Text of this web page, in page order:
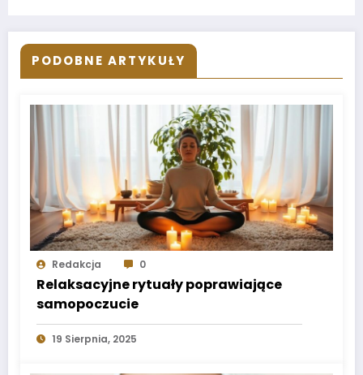
PODOBNE ARTYKUŁY
Redakcja 0
Relaksacyjne rytuały poprawiające
samopoczucie
19 Sierpnia, 2025